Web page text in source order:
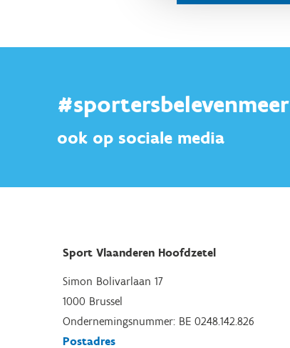
#sportersbelevenmeer
ook op sociale media
Sport Vlaanderen Hoofdzetel
Simon Bolivarlaan 17
1000 Brussel
Ondernemingsnummer: BE 0248.142.826
Postadres